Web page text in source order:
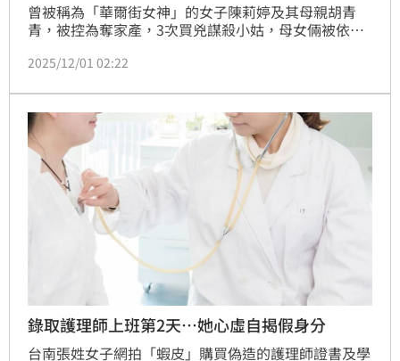
曾被稱為「華爾街女神」的女子陳莉婷及其母親胡青
青，被控為奪家產，3次買兇謀殺小姑，母女倆被依殺
月有期徒刑。檢方另偵辦認定胡青青曾冒用小姑名義，
青提起公訴。
2025/12/01 02:22
錄取護理師上班第2天…她心虛自揭假身分
台南張姓女子網拍「蝦皮」購買偽造的護理師證書及學